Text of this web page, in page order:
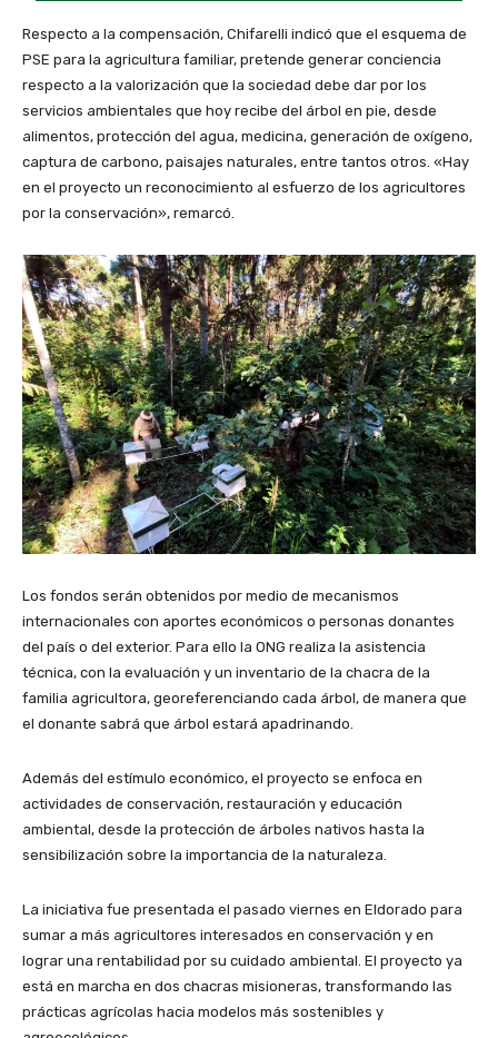
Respecto a la compensación, Chifarelli indicó que el esquema de
PSE para la agricultura familiar, pretende generar conciencia
respecto a la valorización que la sociedad debe dar por los
servicios ambientales que hoy recibe del árbol en pie, desde
alimentos, protección del agua, medicina, generación de oxígeno,
captura de carbono, paisajes naturales, entre tantos otros. «Hay
en el proyecto un reconocimiento al esfuerzo de los agricultores
por la conservación», remarcó.
Los fondos serán obtenidos por medio de mecanismos
internacionales con aportes económicos o personas donantes
del país o del exterior. Para ello la ONG realiza la asistencia
técnica, con la evaluación y un inventario de la chacra de la
familia agricultora, georeferenciando cada árbol, de manera que
el donante sabrá que árbol estará apadrinando.
Además del estímulo económico, el proyecto se enfoca en
actividades de conservación, restauración y educación
ambiental, desde la protección de árboles nativos hasta la
sensibilización sobre la importancia de la naturaleza.
La iniciativa fue presentada el pasado viernes en Eldorado para
sumar a más agricultores interesados en conservación y en
lograr una rentabilidad por su cuidado ambiental. El proyecto ya
está en marcha en dos chacras misioneras, transformando las
prácticas agrícolas hacia modelos más sostenibles y